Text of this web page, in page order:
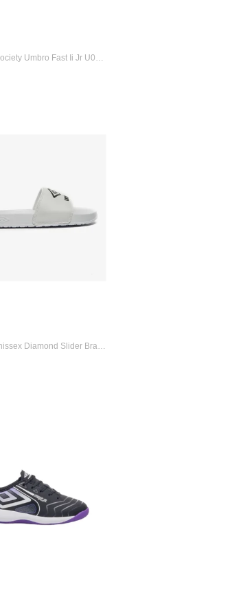
Chuteira Society Umbro Fast Ii Jr U07fb0...
Chinelo Unissex Diamond Slider Branco Pr...